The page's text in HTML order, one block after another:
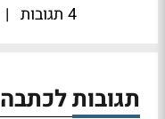
4 תגובות |
תגובות לכתבה